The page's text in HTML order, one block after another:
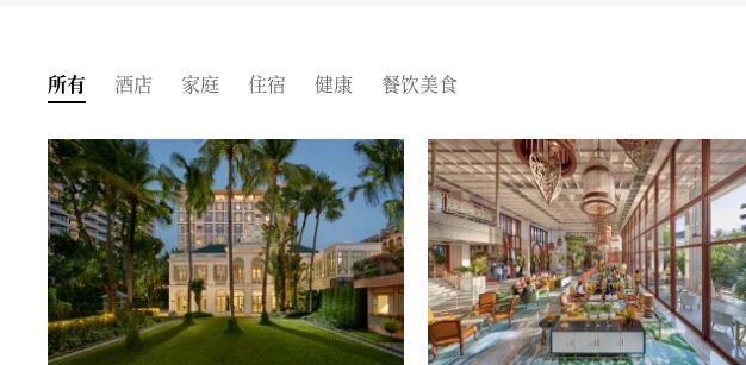
所有 酒店 家庭 住宿 健康 餐饮美食